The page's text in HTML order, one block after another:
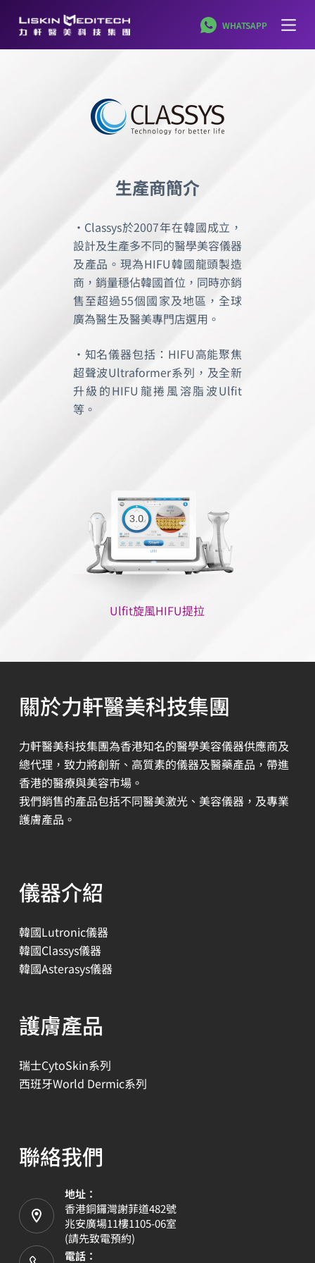
跳
至
主
WHATSAPP
生產商簡介
•Classys於2007年在韓國成立，
設計及生產多不同的醫學美容儀器
及產品。現為HIFU韓國龍頭製造
商，銷量穩佔韓國首位，同時亦銷
售至超過55個國家及地區，全球
廣為醫生及醫美專門店選用。
•知名儀器包括：HIFU高能聚焦
超聲波Ultraformer系列，及全新
升級的HIFU龍捲風溶脂波Ulfit
等。
Ulfit旋風HIFU提拉
關於力軒醫美科技集團
力軒醫美科技集團為香港知名的醫學美容儀器供應商及
總代理，致力將創新、高質素的儀器及醫藥產品，帶進
香港的醫療與美容市場。
我們銷售的產品包括不同醫美激光、美容儀器，及專業
護膚產品。
儀器介紹
韓國Lutronic儀器
韓國Classys儀器
韓國Asterasys儀器
護膚產品
瑞士CytoSkin系列
西班牙World Dermic系列
聯絡我們
地址：
香港銅鑼灣謝菲道482號
兆安廣場11樓1105-06室
(請先致電預約)
電話：